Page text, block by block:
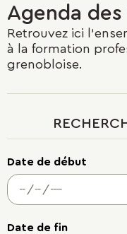
Agenda
Retrouvez ici
à la formation
grenobloise.
Date de début
Date de fin